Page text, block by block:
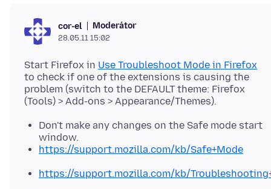
cor-el Moderátor
28.05.11 15:02
Start Firefox in Use Troubleshoot Mode in Firefox
to check if one of the extensions is causing the
problem (switch to the DEFAULT theme: Firefox
Don't make any changes on the Safe mode start
window.
https://support.mozilla.com/kb/Safe+Mode
https://support.mozilla.com/kb/